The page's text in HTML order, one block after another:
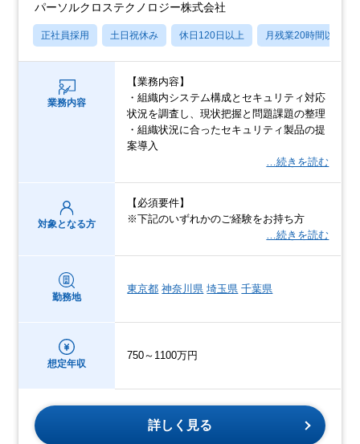
パーソルクロステクノロジー株式会社
正社員採用 土日祝休み 休日120日以上 月残業20時間以内
業務内容
【業務内容】
・組織内システム構成とセキュリティ対応
状況を調査し、現状把握と問題課題の整理
・組織状況に合ったセキュリティ製品の提
案導入
…続きを読む
対象となる方
【必須要件】
※下記のいずれかのご経験をお持ち方
…続きを読む
勤務地
東京都 神奈川県 埼玉県 千葉県
想定年収
750～1100万円
詳しく見る